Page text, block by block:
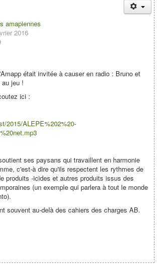
amapiennes
2016
était invitée à causer en radio : Bruno et
jeu !
ici :
2015/ALEPE%202%20-
ses paysans qui travaillent en harmonie
c'est-à dire qu'ils respectent les rythmes de
produits -icides et autres produits issus des
(un exemple qui parlera à tout le monde
souvent au-delà des cahiers des charges AB.